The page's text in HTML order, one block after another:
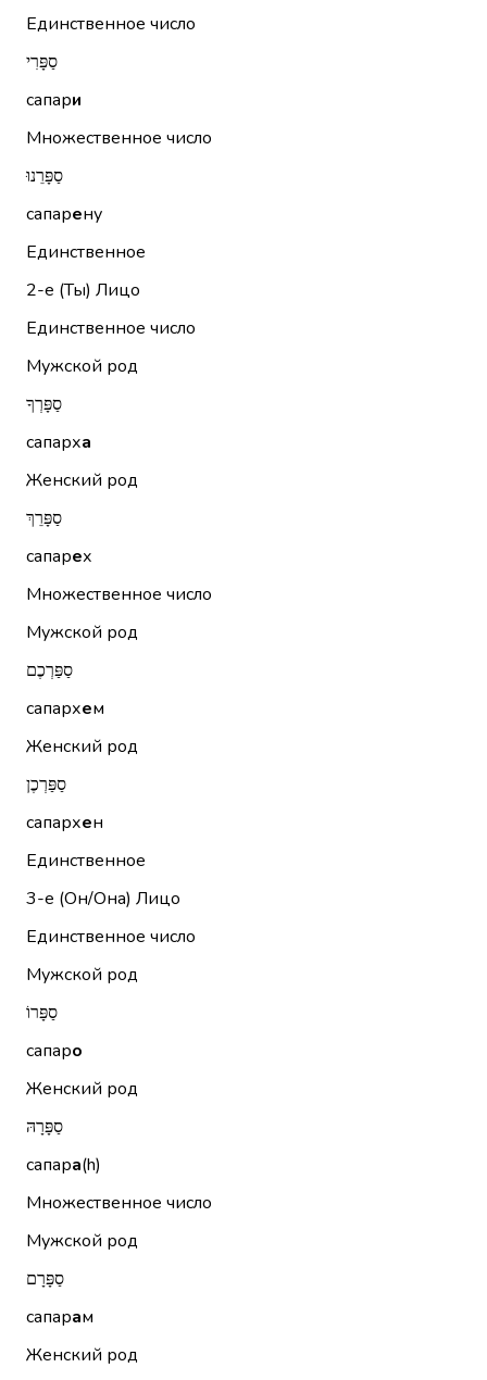
Единственное число
סַפָּרִי
сапари
Множественное число
סַפָּרֵנוּ
сапарену
Единственное
2-е (Ты) Лицо
Единственное число
Мужской род
סַפָּרְךָ
сапарха
Женский род
סַפָּרֵךְ
сапарех
Множественное число
Мужской род
סַפַּרְכֶם
сапархем
Женский род
סַפַּרְכֶן
сапархен
Единственное
3-е (Он/Она) Лицо
Единственное число
Мужской род
סַפָּרוֹ
сапаро
Женский род
סַפָּרָהּ
сапара(h)
Множественное число
Мужской род
סַפָּרָם
сапарам
Женский род